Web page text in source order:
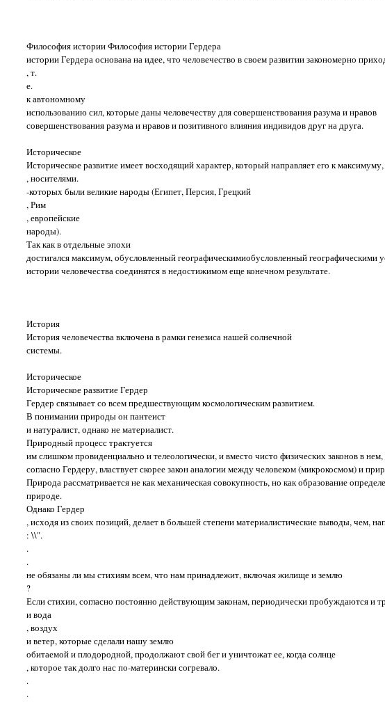
Философия истории Философия истории Гердера
истории Гердера основана на идее, что человечество в своем развитии закономерно
, т.
е.
к автономному
использованию сил, которые даны человечеству для совершенствования разума и нравов
совершенствования разума и нравов и позитивного влияния индивидов друг на друга.
Историческое
Историческое развитие имеет восходящий характер, который направляет его к
, носителями.
-которых были великие народы (Египет, Персия, Грецкий
, Рим
, европейские
народы).
Так как в отдельные эпохи
достигался максимум, обусловленный географическимиобусловленный географическими
истории человечества соединятся в недостижимом еще конечном результате.
История
История человечества включена в рамки генезиса нашей солнечной
системы.
Историческое
Историческое развитие Гердер
Гердер связывает со всем предшествующим космологическим развитием.
В понимании природы он пантеист
и натуралист, однако не материалист.
Природный процесс трактуется
им слишком провиденциально и телеологически, и вместо чисто физических законов в нем,
согласно Гердеру, властвует скорее закон аналогии между человеком (микрокосмом) и
Природа рассматривается не как механическая совокупность, но как образование
природе.
Однако Гердер
, исходя из своих позиций, делает в большей степени материалистические выводы, чем,
: \\".
.
.
не обязаны ли мы стихиям всем, что нам принадлежит, включая жилище и землю
?
Если стихии, согласно постоянно действующим законам, периодически пробуждаются и
и вода
, воздух
и ветер, которые сделали нашу землю
обитаемой и плодородной, продолжают свой бег и уничтожат ее, когда солнце
, которое так долго нас по-матерински согревало.
.
.